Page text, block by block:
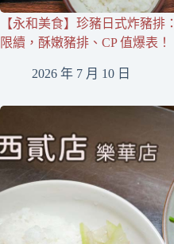
【永和美食】珍豬日式炸豬排
限續，酥嫩豬排、CP 值爆表！
2026 年 7 月 10 日